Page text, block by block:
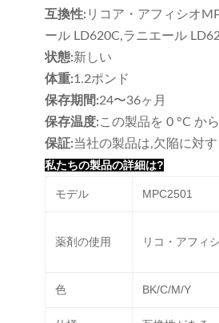
互換性: リコア・アフィシオ
ール LD620C,ラニエール
状態:新しい
体重:1.2ポンド
保存期間:24〜36ヶ月
保存温度:この製品を 0 °C か
保証:当社の製品は,欠陥に対
私たちの製品の詳細は?
モデル MPC2501
薬剤の使用 リコ・アフィ
色 BK/C/M/Y